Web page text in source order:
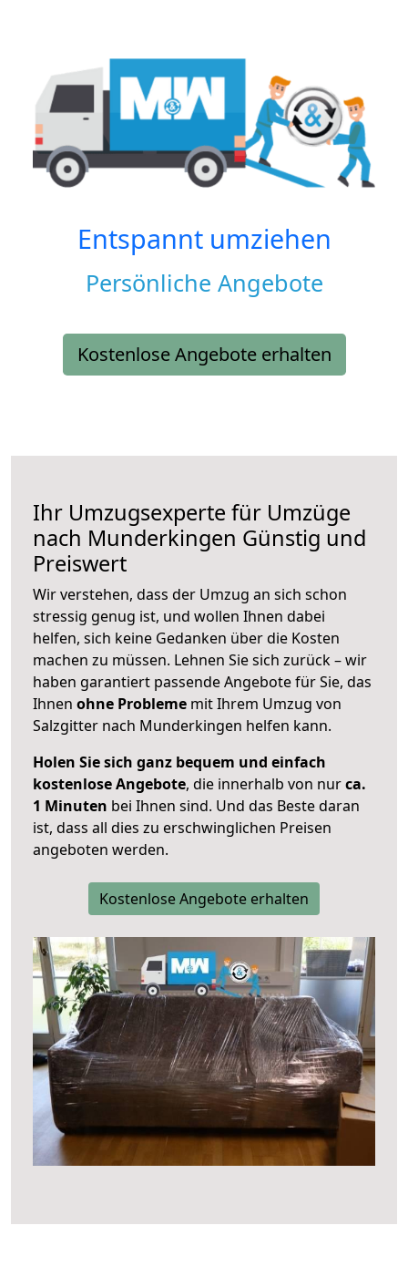
Entspannt umziehen
Persönliche Angebote
Kostenlose Angebote erhalten
Ihr Umzugsexperte für Umzüge
nach Munderkingen Günstig und
Preiswert
Wir verstehen, dass der Umzug an sich schon
stressig genug ist, und wollen Ihnen dabei
helfen, sich keine Gedanken über die Kosten
machen zu müssen. Lehnen Sie sich zurück – wir
haben garantiert passende Angebote für Sie, das
Ihnen ohne Probleme mit Ihrem Umzug von
Salzgitter nach Munderkingen helfen kann.
Holen Sie sich ganz bequem und einfach
kostenlose Angebote, die innerhalb von nurca.
1 Minuten bei Ihnen sind. Und das Beste daran
ist, dass all dies zu erschwinglichen Preisen
angeboten werden.
Kostenlose Angebote erhalten